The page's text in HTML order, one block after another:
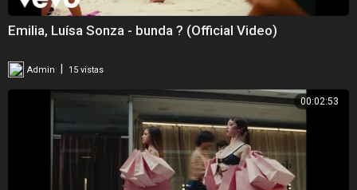
Emilia, Luísa Sonza - bunda ? (Official Video)
Admin 15 vistas
00:02:53